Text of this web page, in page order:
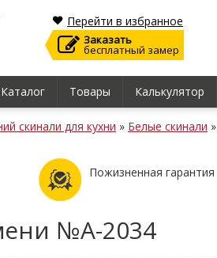
Перейти в избранное
Заказать
бесплатный замер
Каталог Товары Калькулятор
скинали для кухни » Белые скинали »
Пожизненная гарантия
№А-2034